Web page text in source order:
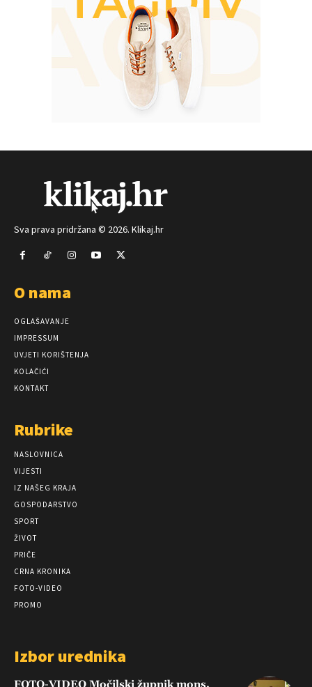
Sva prava pridržana © 2026. Klikaj.hr
O nama
OGLAŠAVANJE
IMPRESSUM
UVJETI KORIŠTENJA
KOLAČIĆI
KONTAKT
Rubrike
NASLOVNICA
VIJESTI
IZ NAŠEG KRAJA
GOSPODARSTVO
SPORT
ŽIVOT
PRIČE
CRNA KRONIKA
FOTO-VIDEO
PROMO
Izbor urednika